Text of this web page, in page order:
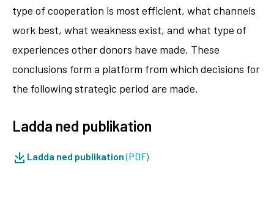
type of cooperation is most efficient, what channels
work best, what weakness exist, and what type of
experiences other donors have made. These
conclusions form a platform from which decisions for
the following strategic period are made.
Ladda ned publikation
Ladda ned publikation(PDF)